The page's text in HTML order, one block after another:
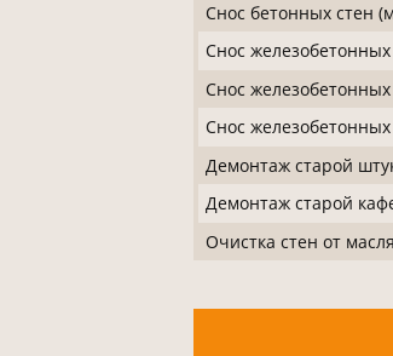
Снос бетонных стен
Снос
Снос
Снос
Демонтаж старой
Демонтаж старой
Очистка стен от